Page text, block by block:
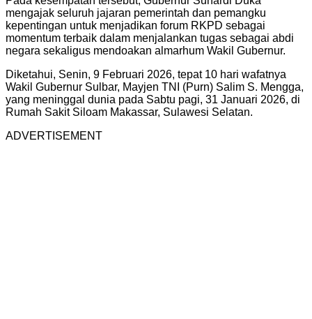
mengajak seluruh jajaran pemerintah dan pemangku
kepentingan untuk menjadikan forum RKPD sebagai
momentum terbaik dalam menjalankan tugas sebagai abdi
negara sekaligus mendoakan almarhum Wakil Gubernur.
Diketahui, Senin, 9 Februari 2026, tepat 10 hari wafatnya
Wakil Gubernur Sulbar, Mayjen TNI (Purn) Salim S. Mengga,
yang meninggal dunia pada Sabtu pagi, 31 Januari 2026, di
Rumah Sakit Siloam Makassar, Sulawesi Selatan.
ADVERTISEMENT